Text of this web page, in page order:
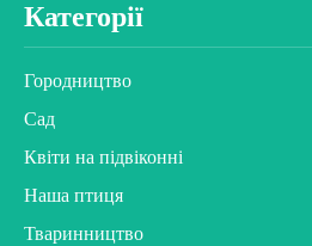
Категорії
Городництво
Сад
Квіти на підвіконні
Наша птиця
Тваринництво